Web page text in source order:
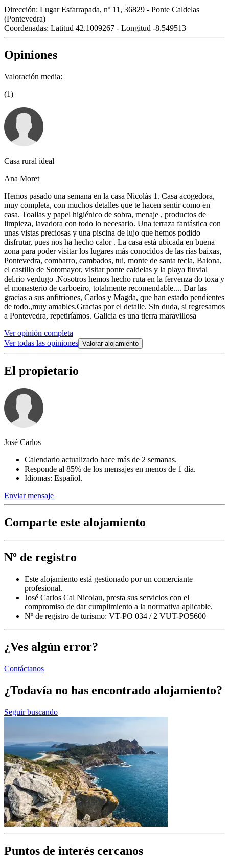
Dirección: Lugar Esfarrapada, nº 11, 36829 - Ponte Caldelas
(Pontevedra)
Coordenadas: Latitud 42.1009267 - Longitud -8.549513
Opiniones
Valoración media:
(1)
Casa rural ideal
Ana Moret
Hemos pasado una semana en la casa Nicolás 1. Casa acogedora,
muy completa, con muchos detalles que te hacen sentir como en
casa. Toallas y papel higiénico de sobra, menaje , productos de
limpieza, lavadora con todo lo necesario. Una terraza fantástica con
unas vistas preciosas y una piscina de lujo que hemos podido
disfrutar, pues nos ha hecho calor . La casa está ubicada en buena
zona para poder visitar los lugares más conocidos de las rías baixas,
Pontevedra, combarro, cambados, tui, monte de santa tecla, Baiona,
el castillo de Sotomayor, visitar ponte caldelas y la playa fluvial
del.rio verdugo .Nosotros hemos hecho ruta en la fervenza do toxa y
el monasterio de carboeiro, totalmente recomendable.... Dar las
gracias a sus anfitriones, Carlos y Magda, que han estado pendientes
de todo.,muy amables.Gracias por el detalle. Sin duda, si regresamos
a Pontevedra, repetiríamos. Galicia es una tierra maravillosa
Ver opinión completa
Ver todas las opiniones Valorar alojamiento
El propietario
José Carlos
Calendario actualizado hace más de 2 semanas.
Responde al 85% de los mensajes en menos de 1 día.
Idiomas: Español.
Enviar mensaje
Comparte este alojamiento
Nº de registro
Este alojamiento está gestionado por un comerciante
profesional.
José Carlos Cal Nicolau, presta sus servicios con el
compromiso de dar cumplimiento a la normativa aplicable.
Nº de registro de turismo: VT-PO 034 / 2 VUT-PO5600
¿Ves algún error?
Contáctanos
¿Todavía no has encontrado alojamiento?
Seguir buscando
Puntos de interés cercanos